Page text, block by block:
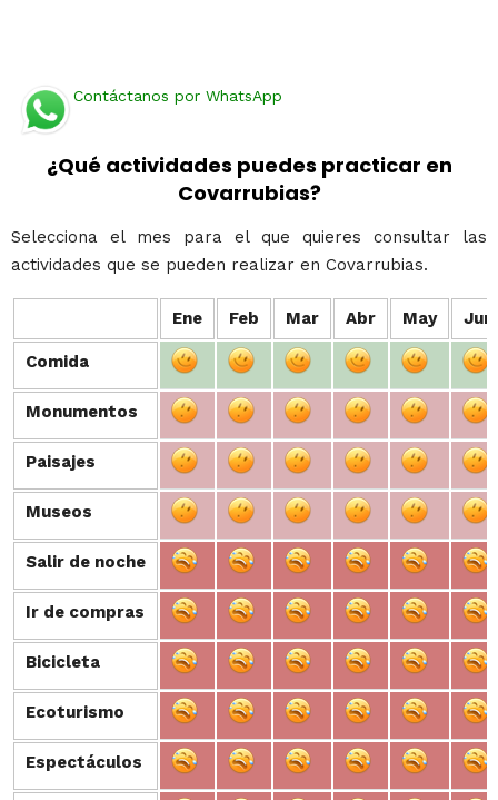
Contáctanos por WhatsApp
¿Qué actividades puedes practicar en
Covarrubias?
Selecciona el mes para el que quieres consultar las
actividades que se pueden realizar en Covarrubias.
Ene Feb Mar Abr May Jun
Comida
Monumentos
Paisajes
Museos
Salir de noche
Ir de compras
Bicicleta
Ecoturismo
Espectáculos
Comida
Monumentos
Paisajes
Museos
Salir de noche
Ir de compras
Bicicleta
Ecoturismo
Espectáculos